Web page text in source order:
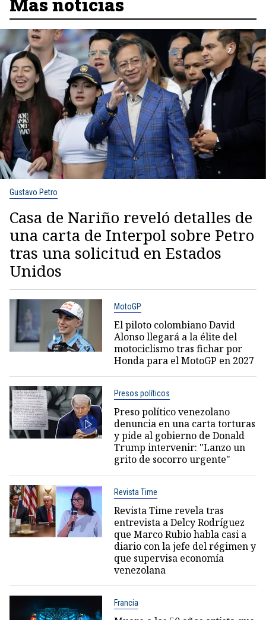
Gustavo Petro
Casa de Nariño reveló detalles de
una carta de Interpol sobre Petro
tras una solicitud en Estados
Unidos
MotoGP
El piloto colombiano David
Alonso llegará a la élite del
motociclismo tras fichar por
Honda para el MotoGP en 2027
Presos políticos
Preso político venezolano
denuncia en una carta torturas
y pide al gobierno de Donald
Trump intervenir: "Lanzo un
grito de socorro urgente"
Revista Time
Revista Time revela tras
entrevista a Delcy Rodríguez
que Marco Rubio habla casi a
diario con la jefe del régimen y
que supervisa economía
venezolana
Francia